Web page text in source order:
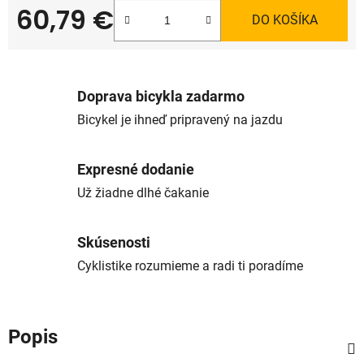
60,79 €
Jednotková cena:
DO KOŠÍKA
Doprava bicykla zadarmo
Bicykel je ihneď pripravený na jazdu
Expresné dodanie
Už žiadne dlhé čakanie
Skúsenosti
Cyklistike rozumieme a radi ti poradíme
Popis